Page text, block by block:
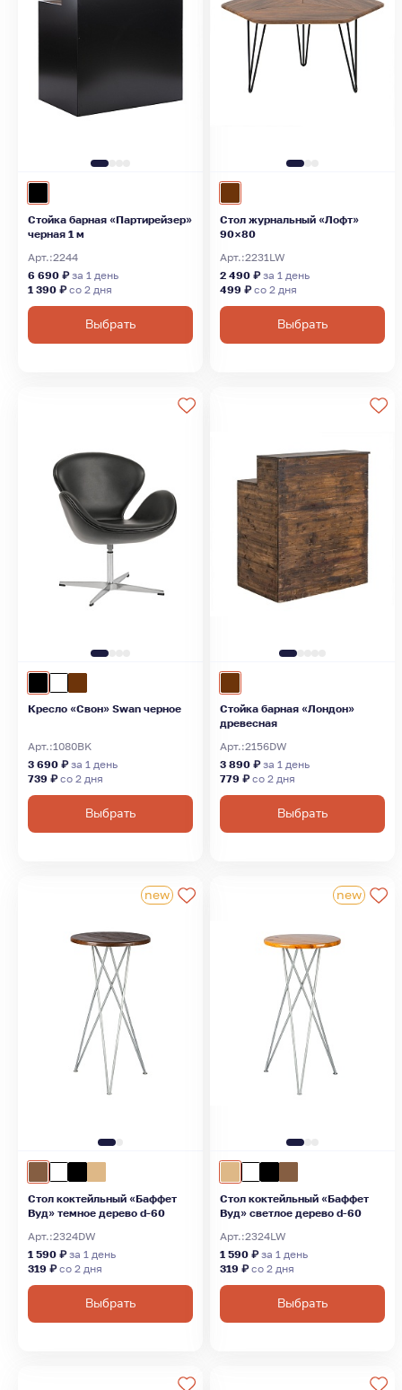
Стойка барная «Партирейзер»
черная 1 м
Арт.:2244
6 690 ₽за 1 день
1 390 ₽со 2 дня
Выбрать
Стол журнальный «Лофт»
90×80
Арт.:2231LW
2 490 ₽за 1 день
499 ₽со 2 дня
Выбрать
Кресло «Свон» Swan черное
Арт.:1080BK
3 690 ₽за 1 день
739 ₽со 2 дня
Выбрать
Стойка барная «Лондон»
древесная
Арт.:2156DW
3 890 ₽за 1 день
779 ₽со 2 дня
Выбрать
Стол коктейльный «Баффет
Вуд» темное дерево d-60
Арт.:2324DW
1 590 ₽за 1 день
319 ₽со 2 дня
Выбрать
Стол коктейльный «Баффет
Вуд» светлое дерево d-60
Арт.:2324LW
1 590 ₽за 1 день
319 ₽со 2 дня
Выбрать